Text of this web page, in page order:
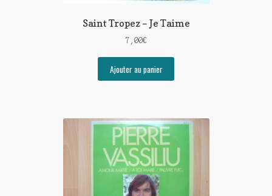
Saint Tropez – Je Taime
7,00€
Ajouter au panier